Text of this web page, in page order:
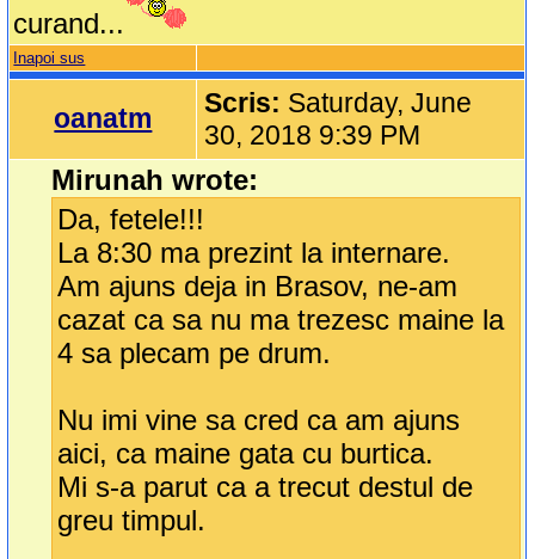
curand...
Inapoi sus
oanatm Scris: Saturday, June
30, 2018 9:39 PM
Mirunah wrote:
Da, fetele!!!
La 8:30 ma prezint la internare.
Am ajuns deja in Brasov, ne-am
cazat ca sa nu ma trezesc maine la
4 sa plecam pe drum.
Nu imi vine sa cred ca am ajuns
aici, ca maine gata cu burtica.
Mi s-a parut ca a trecut destul de
greu timpul.